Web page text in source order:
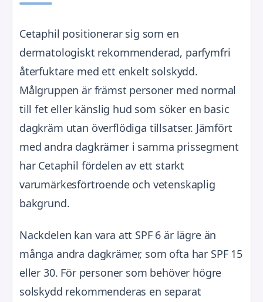
Cetaphil positionerar sig som en
dermatologiskt rekommenderad, parfymfri
återfuktare med ett enkelt solskydd.
Målgruppen är främst personer med normal
till fet eller känslig hud som söker en basic
dagkräm utan överflödiga tillsatser. Jämfört
med andra dagkrämer i samma prissegment
har Cetaphil fördelen av ett starkt
varumärkesförtroende och vetenskaplig
bakgrund.
Nackdelen kan vara att SPF 6 är lägre än
många andra dagkrämer, som ofta har SPF 15
eller 30. För personer som behöver högre
solskydd rekommenderas en separat